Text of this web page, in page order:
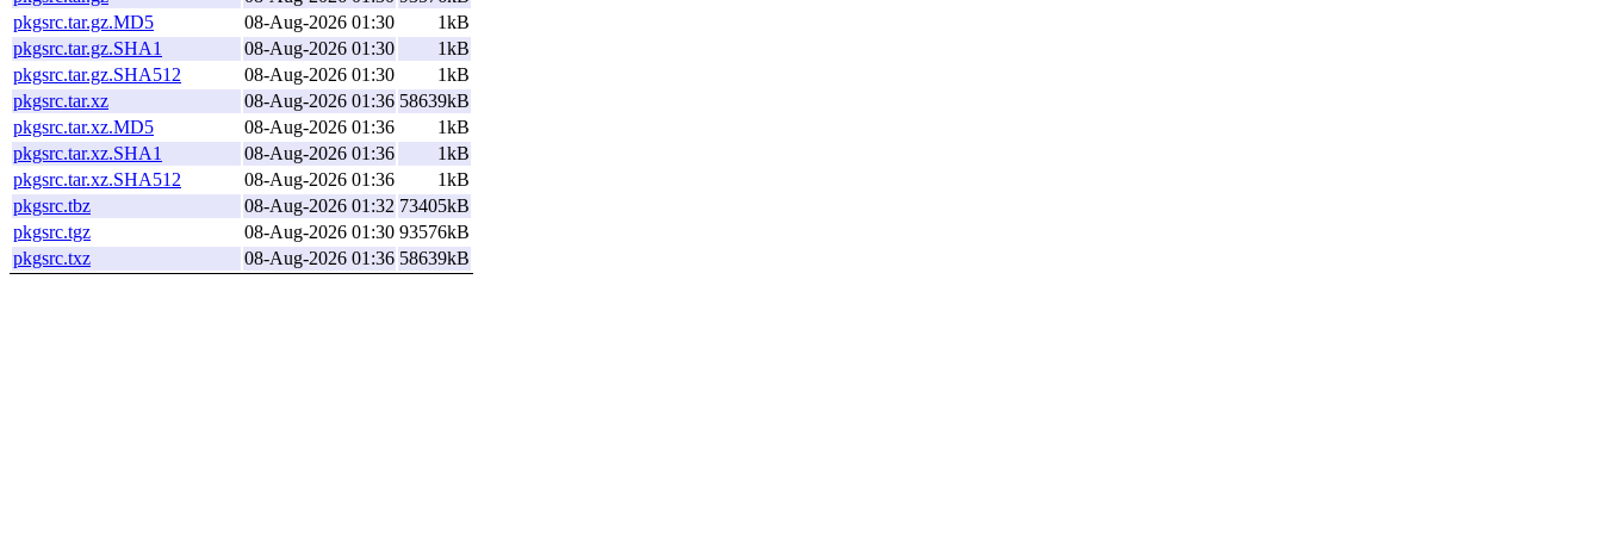
pkgsrc.tar.gz.MD5
08-Aug-2026 01:30
1kB
pkgsrc.tar.gz.SHA1
08-Aug-2026 01:30
1kB
pkgsrc.tar.gz.SHA512
08-Aug-2026 01:30
1kB
pkgsrc.tar.xz
08-Aug-2026 01:36 58639kB
pkgsrc.tar.xz.MD5
08-Aug-2026 01:36
1kB
pkgsrc.tar.xz.SHA1
08-Aug-2026 01:36
1kB
pkgsrc.tar.xz.SHA512
08-Aug-2026 01:36
1kB
pkgsrc.tbz
08-Aug-2026 01:32 73405kB
pkgsrc.tgz
08-Aug-2026 01:30 93576kB
pkgsrc.txz
08-Aug-2026 01:36 58639kB